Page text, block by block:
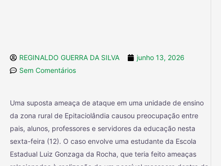
REGINALDO GUERRA DA SILVA
junho 13, 2026
Sem Comentários
Uma suposta ameaça de ataque em uma unidade de ensino
da zona rural de Epitaciolândia causou preocupação entre
pais, alunos, professores e servidores da educação nesta
sexta-feira (12). O caso envolve uma estudante da Escola
Estadual Luiz Gonzaga da Rocha, que teria feito ameaças